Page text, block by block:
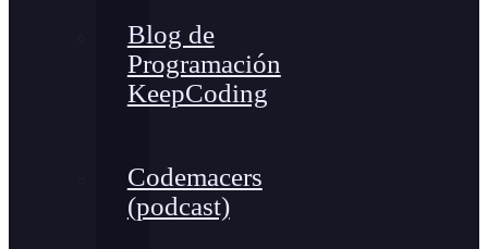
Blog de
Programación
KeepCoding
Codemacers
(podcast)